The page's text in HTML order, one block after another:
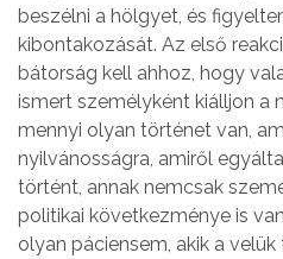
beszélni a hölgyet, és
kibontakozását. Az első
bátorság kell ahhoz, hogy
ismert személyként kiálljon a
mennyi olyan történet van,
nyilvánosságra, amiről
történt, annak nemcsak
politikai következménye is
olyan páciensem, akik a